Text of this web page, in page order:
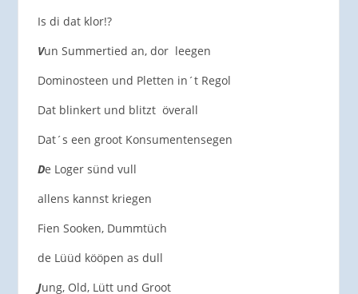
Is di dat klor!?
Vun Summertied an, dor leegen
Dominosteen und Pletten in´t Regol
Dat blinkert und blitzt överall
Dat´s een groot Konsumentensegen
De Loger sünd vull
allens kannst kriegen
Fien Sooken, Dummtüch
de Lüüd kööpen as dull
Jung, Old, Lütt und Groot